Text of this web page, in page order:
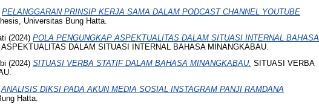
PELANGGARAN PRINSIP KERJA SAMA DALAM PODCAST CHANNEL YOUTUBE
Universitas Bung Hatta.
(2024) POLA PENGUNGKAP ASPEKTUALITAS DALAM SITUASI INTERNAL BAHASA
DALAM SITUASI INTERNAL BAHASA MINANGKABAU.
(2024) SITUASI VERBA STATIF DALAM BAHASA MINANGKABAU. SITUASI VERBA
ANALISIS DIKSI PADA AKUN MEDIA SOSIAL INSTAGRAM PANJI RAMDANA
Hatta.